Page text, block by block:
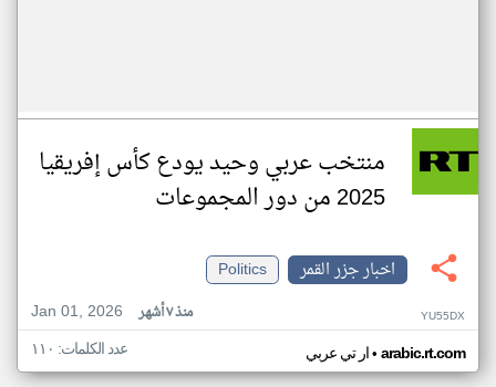
منتخب عربي وحيد يودع كأس إفريقيا
2025 من دور المجموعات
اخبار جزر القمر
Politics
Jan 01, 2026
منذ ٧ أشهر YU55DX
ار تي عربي• arabic.rt.com عدد الكلمات: ١١٠